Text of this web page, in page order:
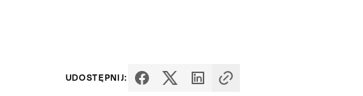
UDOSTĘPNIJ: